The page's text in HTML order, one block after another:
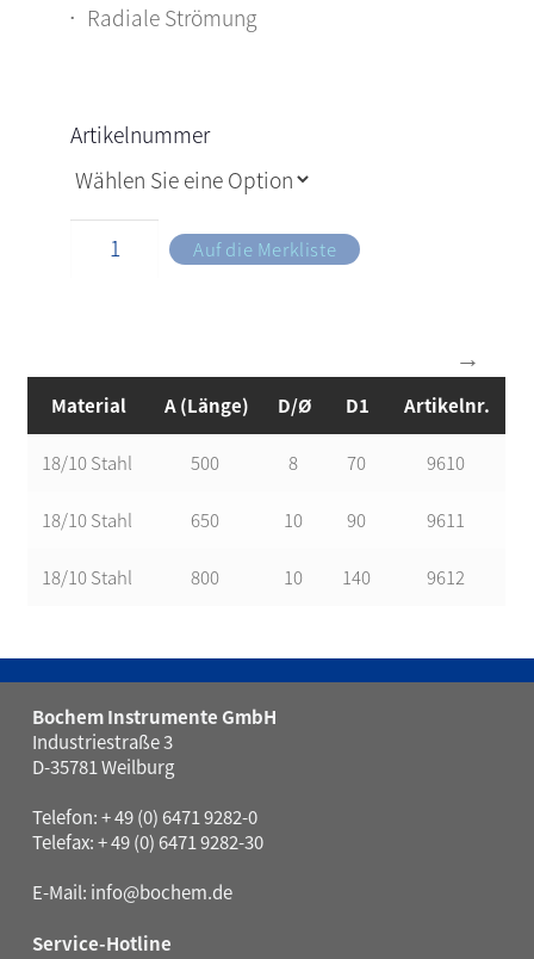
Radiale Strömung
Artikelnummer
Auf die Merkliste
Material A (Länge) D/Ø D1 Artikelnr.
18/10 Stahl 500 8 70 9610
18/10 Stahl 650 10 90 9611
18/10 Stahl 800 10 140 9612
Bochem Instrumente GmbH
Industriestraße 3
D-35781 Weilburg
Telefon: + 49 (0) 6471 9282-0
Telefax: + 49 (0) 6471 9282-30
E-Mail: info@bochem.de
Service-Hotline